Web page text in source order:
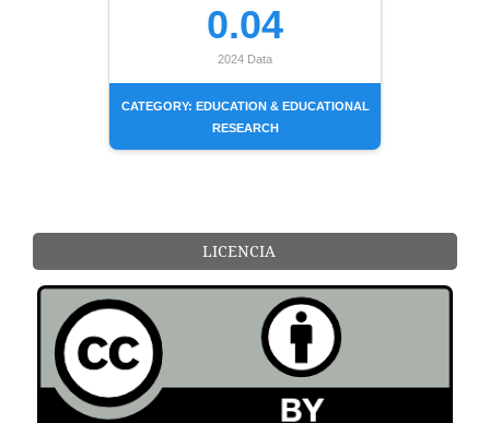
0.04
2024 Data
CATEGORY: EDUCATION & EDUCATIONAL
RESEARCH
LICENCIA